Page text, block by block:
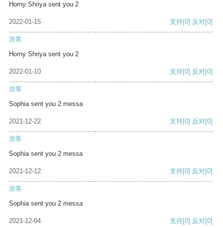
Horny Shriya sent you 2
2022-01-15 支持[0] 反对[0]
游客
Horny Shriya sent you 2
2022-01-10 支持[0] 反对[0]
游客
Sophia sent you 2 messa
2021-12-22 支持[0] 反对[0]
游客
Sophia sent you 2 messa
2021-12-12 支持[0] 反对[0]
游客
Sophia sent you 2 messa
2021-12-04 支持[0] 反对[0]